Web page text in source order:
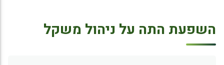
השפעת התה על ניהול משקל